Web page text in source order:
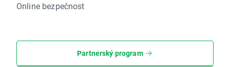
Online bezpečnost
Partnerský program